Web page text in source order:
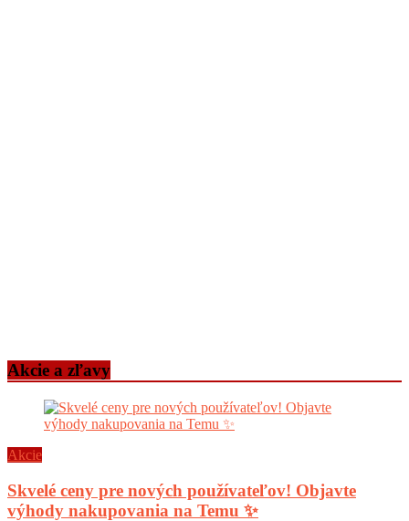
Akcie a zľavy
Akcie
Skvelé ceny pre nových používateľov! Objavte
výhody nakupovania na Temu ✨